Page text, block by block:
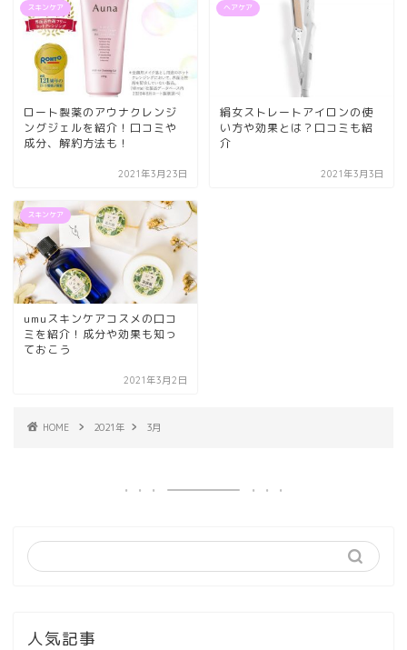
スキンケア
ロート製薬のアウナクレンジ
ングジェルを紹介！口コミや
成分、解約方法も！
2021年3月23日
ヘアケア
絹女ストレートアイロンの使
い方や効果とは？口コミも紹
介
2021年3月3日
スキンケア
umuスキンケアコスメの口コ
ミを紹介！成分や効果も知っ
ておこう
2021年3月2日
HOME 2021年 3月
人気記事